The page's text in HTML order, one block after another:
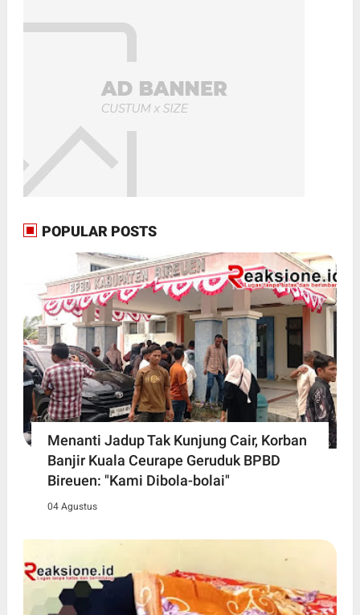
POPULAR POSTS
Menanti Jadup Tak Kunjung Cair, Korban
Banjir Kuala Ceurape Geruduk BPBD
Bireuen: "Kami Dibola-bolai"
04 Agustus